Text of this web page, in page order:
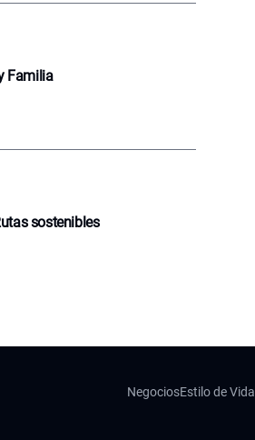
Familia
sostenibles
NegociosEstilo de Vida